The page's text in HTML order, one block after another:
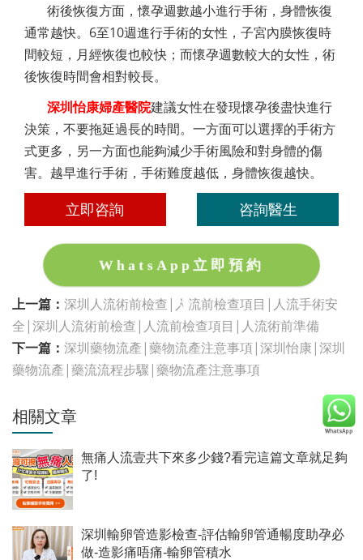
術後恢復方面，懷孕週數越小進行手術，身體恢復
通常越快。6至10週進行手術的女性，子宮內膜恢復時
間較短，月經恢復也較快；而懷孕週數較大的女性，術
後恢復時間會相對較長。
深圳怡康婦產醫院建議女性在發現懷孕後盡快進行
決策，不要拖延過長的時間。一方面可以選擇的手術方
式更多，另一方面也能夠減少手術風險和對身體的傷
害。越早進行手術，手術難度越低，身體恢復越快。
立即咨詢 咨詢醫生
WhatsApp立即預約
上一篇： 深圳人流術前檢查|人流前檢查項目|人流手術安
全|深圳人流術前檢查|人流前檢查項目|人流術前準備
下一篇： 深圳藥物流產|藥物流產注意事項|深圳怡康|深圳
藥物流產|藥流流程步驟|藥物流產注意事項
相關文章
無痛人流壹共下來多少錢?看完這篇文章就足夠
了!
深圳輸卵管造影檢查-評估輸卵管通暢度助孕必
做-造影痛唔痛-輸卵管積水